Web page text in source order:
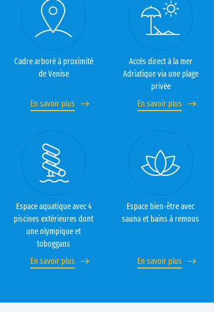
Cadre arboré à proximité
de Venise
En savoir plus
Accès direct à la mer
Adriatique via une plage
privée
En savoir plus
Espace aquatique avec 4
piscines extérieures dont
une olympique et
toboggans
En savoir plus
Espace bien-être avec
sauna et bains à remous
En savoir plus